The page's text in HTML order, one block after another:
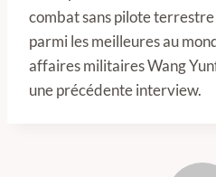
combat sans pilote terrestre
parmi les meilleures au
affaires militaires Wang
une précédente interview.